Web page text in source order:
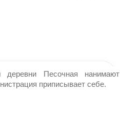
деревни Песочная нанимают
приписывает себе.